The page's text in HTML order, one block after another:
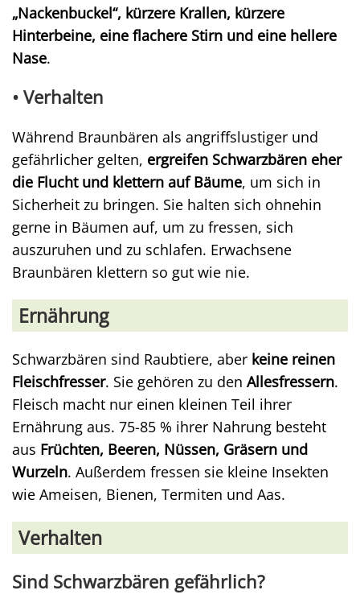
„Nackenbuckel“, kürzere Krallen, kürzere
Hinterbeine, eine flachere Stirn und eine hellere
Nase.
• Verhalten
Während Braunbären als angriffslustiger und
gefährlicher gelten, ergreifen Schwarzbären eher
die Flucht und klettern auf Bäume, um sich in
Sicherheit zu bringen. Sie halten sich ohnehin
gerne in Bäumen auf, um zu fressen, sich
auszuruhen und zu schlafen. Erwachsene
Braunbären klettern so gut wie nie.
Ernährung
Schwarzbären sind Raubtiere, aber keine reinen
Fleischfresser. Sie gehören zu den Allesfressern.
Fleisch macht nur einen kleinen Teil ihrer
Ernährung aus. 75-85 % ihrer Nahrung besteht
aus Früchten, Beeren, Nüssen, Gräsern und
Wurzeln. Außerdem fressen sie kleine Insekten
wie Ameisen, Bienen, Termiten und Aas.
Verhalten
Sind Schwarzbären gefährlich?